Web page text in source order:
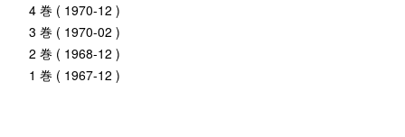
4 巻 ( 1970-12 )
3 巻 ( 1970-02 )
2 巻 ( 1968-12 )
1 巻 ( 1967-12 )